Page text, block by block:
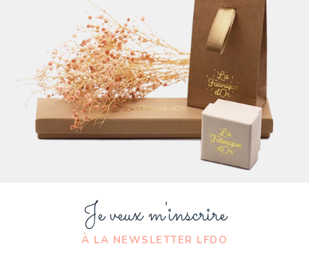
Je veux m'inscrire
À LA NEWSLETTER LFDO